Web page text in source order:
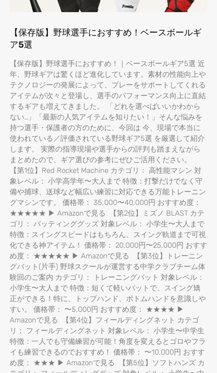
【保存版】野球選手におすすめ！ベースボールギ
ア5選
【保存版】野球選手におすすめ！｜ベースボールギア5選 近
年、野球ギアは驚くほど進化しています。素材の性能向上や
テクノロジーの発展によって、プレーをサポートしてくれる
アイテムが次々と登場し、選手のパフォーマンス向上に直結
するギアも増えてきました。 「どれを選べばいいかわから
ない…」「最新の人気アイテムを知りたい！」そんな悩みを
持つ選手・保護者の方のために、今回は 今、現場で本当に
使われている／評価されている野球ギア5選 を厳選して紹介
します。 実際の指導現場や選手からの評判も踏まえながら
まとめたので、ギア選びの参考にぜひご活用ください。
【第1位】Red Rocket Machine カテゴリ： 高性能マシン 対
象レベル： 小学高学年〜大人まで 特徴：打撃だけでなく守
備や捕球、送球など幅広い練習に対応できる万能トレーニン
グマシンです。 価格帯： 35,000〜40,000円 おすすめ度：
★★★★★ ▶ Amazonで見る 【第2位】ミズノ BLAST カテ
ゴリ： バッティンググッズ 対象レベル： 小学生〜大人まで
特徴：スイングスピードはもちろん、スイング軌道まで可視
化できる神アイテム！ 価格帯： 20,000円〜25,000円 おすす
め度： ★★★★★ ▶ Amazonで見る 【第3位】トレーニン
グバット(片手) 野球スクールが運営する中学クラブチーム体
験回のご案内 カテゴリ： トレーニングバット 対象レベル：
小学生〜大人まで 特徴：短くて軽いバットで、スイング矯
正ができる！特に、トップハンド、ボトムハンドを意識しや
すい。 価格帯： 〜5,000円 おすすめ度： ★★★★ ▶
Amazonで見る 【第4位】フィールディングネット カテゴ
リ： フィールディングネット 対象レベル： 小学生〜中学生
特徴：一人でも守備練習が可能！角度を変えるとゴロやフラ
イも練習できるのでおすすめ！ 価格帯： 〜10,000円 おすす
め度： ★★★ ▶ Amazonで見る 【第5位】ソフトハンズ カ